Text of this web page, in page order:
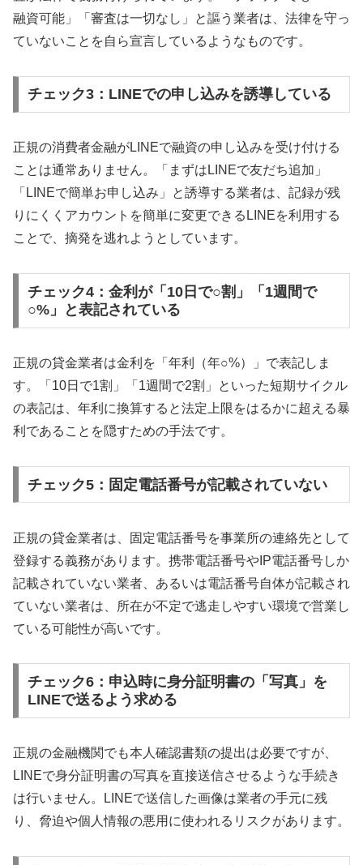
融資可能」「審査は一切なし」と謳う業者は、法律を守っ
ていないことを自ら宣言しているようなものです。
チェック3：LINEでの申し込みを誘導している
正規の消費者金融がLINEで融資の申し込みを受け付ける
ことは通常ありません。「まずはLINEで友だち追加」
「LINEで簡単お申し込み」と誘導する業者は、記録が残
りにくくアカウントを簡単に変更できるLINEを利用する
ことで、摘発を逃れようとしています。
チェック4：金利が「10日で○割」「1週間で
○%」と表記されている
正規の貸金業者は金利を「年利（年○%）」で表記しま
す。「10日で1割」「1週間で2割」といった短期サイクル
の表記は、年利に換算すると法定上限をはるかに超える暴
利であることを隠すための手法です。
チェック5：固定電話番号が記載されていない
正規の貸金業者は、固定電話番号を事業所の連絡先として
登録する義務があります。携帯電話番号やIP電話番号しか
記載されていない業者、あるいは電話番号自体が記載され
ていない業者は、所在が不定で逃走しやすい環境で営業し
ている可能性が高いです。
チェック6：申込時に身分証明書の「写真」を
LINEで送るよう求める
正規の金融機関でも本人確認書類の提出は必要ですが、
LINEで身分証明書の写真を直接送信させるような手続き
は行いません。LINEで送信した画像は業者の手元に残
り、脅迫や個人情報の悪用に使われるリスクがあります。